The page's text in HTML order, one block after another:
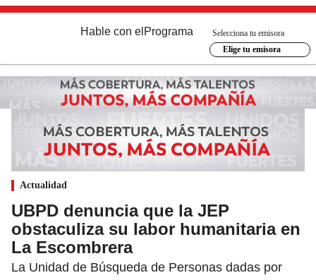
Hable con el Programa
Selecciona tu emisora
Elige tu emisora
Actualidad
UBPD denuncia que la JEP
obstaculiza su labor humanitaria en
La Escombrera
La Unidad de Búsqueda de Personas dadas por